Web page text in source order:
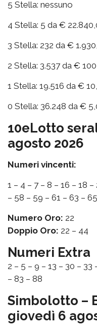
5 Stella: nessuno
4 Stella: 5 da €
3 Stella: 232 da €
2 Stella: 3.537 da €
1 Stella: 19.516 da €
0 Stella: 36.248 da €
10eLotto
agosto 2026
Numeri vincenti:
1 – 4 – 7 – 8 – 16 – 18
– 58 – 59 – 61 – 63 –
Numero Oro: 22
Doppio Oro: 22 – 44
Numeri Extra
2 – 5 – 9 – 13 – 30 – 33
– 83 – 88
Simbolotto –
giovedì 6